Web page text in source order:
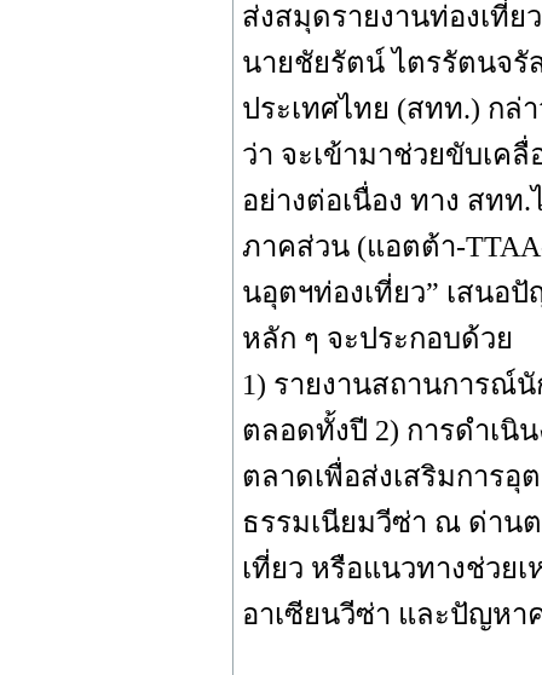
ส่งสมุดรายงานท่องเที่ยว
นายชัยรัตน์ ไตรรัตนจรั
ประเทศไทย (สทท.) กล่
ว่า จะเข้ามาช่วยขับเค
อย่างต่อเนื่อง ทาง สท
ภาคส่วน (แอตต้า-
นอุตฯท่องเที่ยว” เสนอ
หลัก ๆ จะประกอบด้วย
1) รายงานสถานการณ์
ตลอดทั้งปี 2) การดำเนิ
ตลาดเพื่อส่งเสริมการอุ
ธรรมเนียมวีซ่า ณ ด่าน
เที่ยว หรือแนวทางช่วย
อาเซียนวีซ่า และปัญหา